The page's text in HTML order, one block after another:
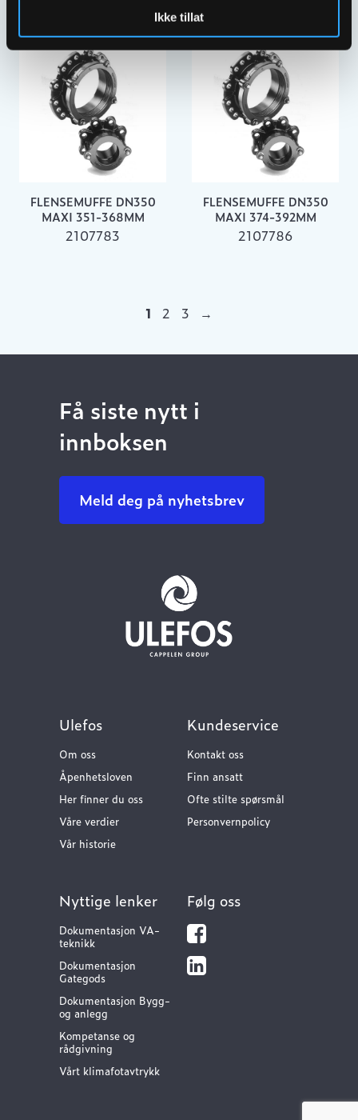
Ikke tillat
FLENSEMUFFE DN350
MAXI 351-368MM
2107783
FLENSEMUFFE DN350
MAXI 374-392MM
2107786
1 2 3 →
Få siste nytt i
innboksen
Meld deg på nyhetsbrev
Ulefos
Om oss
Åpenhetsloven
Her finner du oss
Våre verdier
Vår historie
Kundeservice
Kontakt oss
Finn ansatt
Ofte stilte spørsmål
Personvernpolicy
Nyttige lenker
Dokumentasjon VA-
teknikk
Dokumentasjon
Gategods
Dokumentasjon Bygg-
og anlegg
Kompetanse og
rådgivning
Vårt klimafotavtrykk
Følg oss